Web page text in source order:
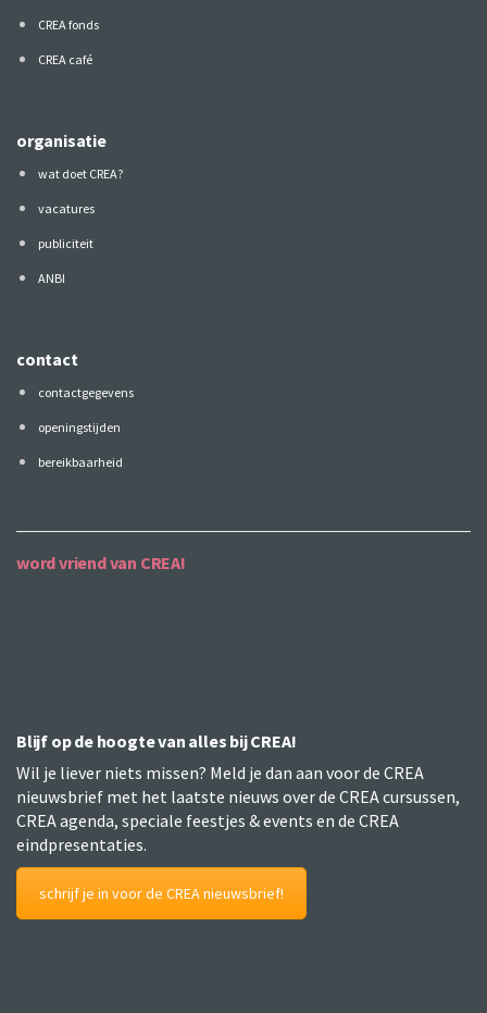
CREA fonds
CREA café
organisatie
wat doet CREA?
vacatures
publiciteit
ANBI
contact
contactgegevens
openingstijden
bereikbaarheid
word vriend van CREA!
Blijf op de hoogte van alles bij CREA!
Wil je liever niets missen? Meld je dan aan voor de CREA
nieuwsbrief met het laatste nieuws over de CREA cursussen,
CREA agenda, speciale feestjes & events en de CREA
eindpresentaties.
schrijf je in voor de CREA nieuwsbrief!